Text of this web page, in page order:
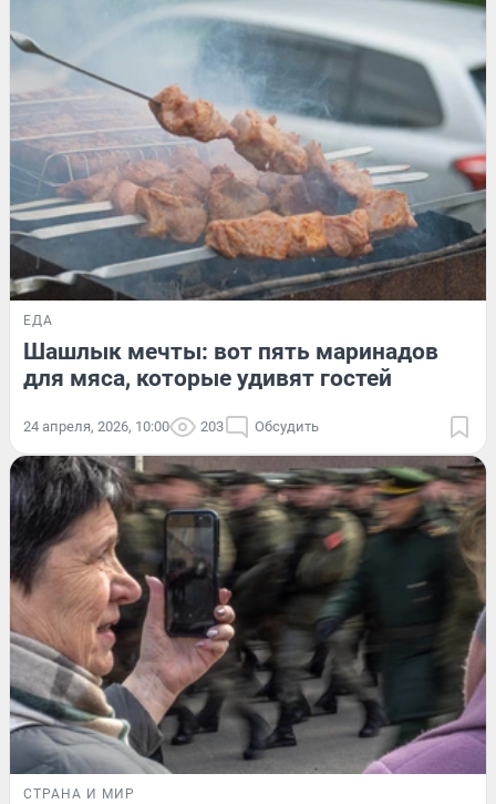
ЕДА
Шашлык мечты: вот пять маринадов
для мяса, которые удивят гостей
24 апреля, 2026, 10:00 203 Обсудить
СТРАНА И МИР